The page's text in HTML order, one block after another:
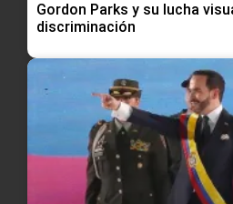
Gordon Parks y su lucha
discriminación